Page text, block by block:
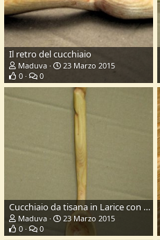
Il retro del cucchiaio
Maduva
23 Marzo 2015
0
0
Cucchiaio da tisana in Larice con barbagianni
Maduva
23 Marzo 2015
0
0